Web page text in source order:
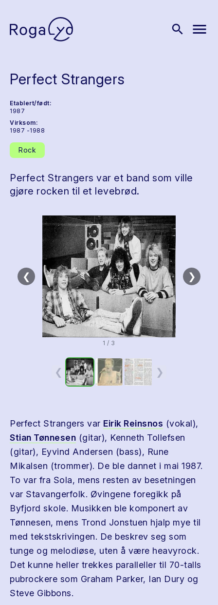
search menu
Perfect Strangers
Etablert/født:
1987
Virksom:
1987 -1988
Rock
Perfect Strangers var et band som ville
gjøre rocken til et levebrød.
❮ ❯
1 / 3
❮ ❯
Perfect Strangers var Eirik Reinsnos (vokal),
Stian Tønnesen (gitar), Kenneth Tollefsen
(gitar), Eyvind Andersen (bass), Rune
Mikalsen (trommer). De ble dannet i mai 1987.
To var fra Sola, mens resten av besetningen
var Stavangerfolk. Øvingene foregikk på
Byfjord skole. Musikken ble komponert av
Tønnesen, mens Trond Jonstuen hjalp mye til
med tekstskrivingen. De beskrev seg som
tunge og melodiøse, uten å være heavyrock.
Det kunne heller trekkes paralleller til 70-talls
pubrockere som Graham Parker, Ian Dury og
Steve Gibbons.